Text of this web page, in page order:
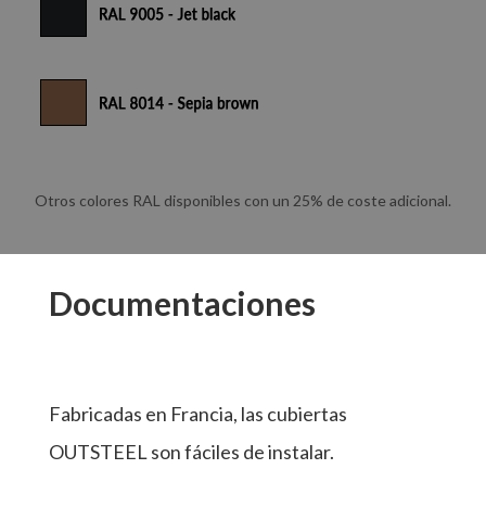
Otros colores RAL disponibles con un 25% de coste adicional.
Documentaciones
Fabricadas en Francia, las cubiertas
OUTSTEEL son fáciles de instalar.